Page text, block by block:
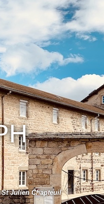
Julien Chapteuil